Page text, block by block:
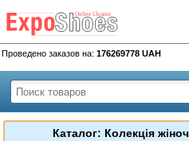
Проведено заказов на: 176269778 UAH
Каталог: Колекція